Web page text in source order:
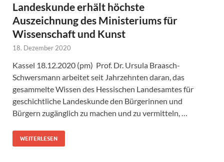
Landeskunde erhält höchste
Auszeichnung des Ministeriums für
Wissenschaft und Kunst
18. Dezember 2020
Kassel 18.12.2020 (pm) Prof. Dr. Ursula Braasch-
Schwersmann arbeitet seit Jahrzehnten daran, das
gesammelte Wissen des Hessischen Landesamtes für
geschichtliche Landeskunde den Bürgerinnen und
Bürgern zugänglich zu machen und zu vermitteln, …
WEITERLESEN